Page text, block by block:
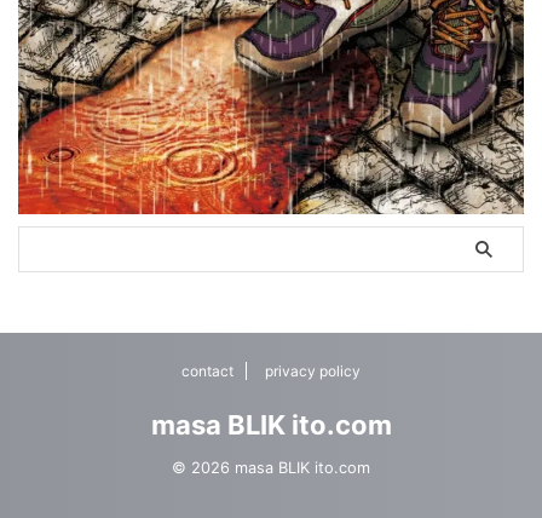
contact privacy policy
masa BLIK ito.com
© 2026 masa BLIK ito.com